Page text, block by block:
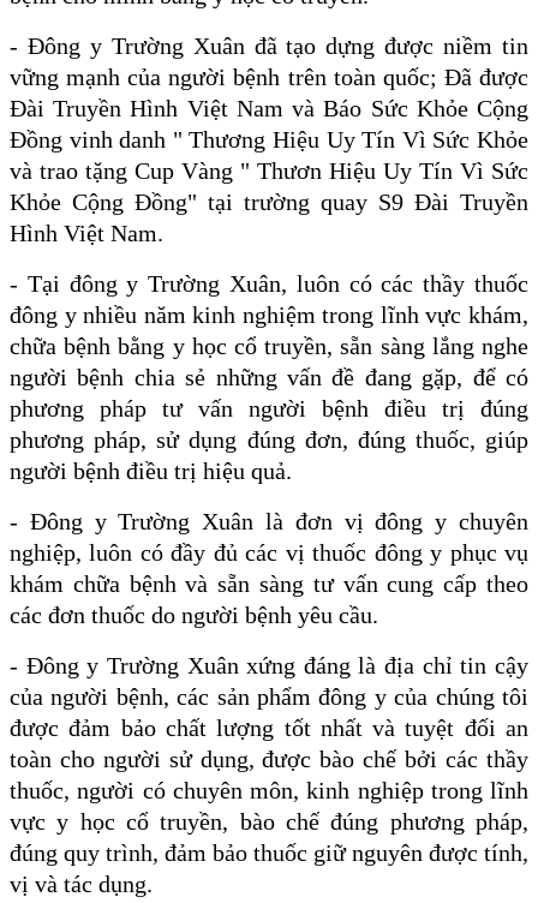
- Đông y Trường Xuân đã tạo dựng được niềm tin
vững mạnh của người bệnh trên toàn quốc; Đã được
Đài Truyền Hình Việt Nam và Báo Sức Khỏe Cộng
Đồng vinh danh " Thương Hiệu Uy Tín Vì Sức Khỏe
và trao tặng Cup Vàng " Thươn Hiệu Uy Tín Vì Sức
Khỏe Cộng Đồng" tại trường quay S9 Đài Truyền
Hình Việt Nam.
- Tại đông y Trường Xuân, luôn có các thầy thuốc
đông y nhiều năm kinh nghiệm trong lĩnh vực khám,
chữa bệnh bằng y học cổ truyền, sẵn sàng lắng nghe
người bệnh chia sẻ những vấn đề đang gặp, để có
phương pháp tư vấn người bệnh điều trị đúng
phương pháp, sử dụng đúng đơn, đúng thuốc, giúp
người bệnh điều trị hiệu quả.
- Đông y Trường Xuân là đơn vị đông y chuyên
nghiệp, luôn có đầy đủ các vị thuốc đông y phục vụ
khám chữa bệnh và sẵn sàng tư vấn cung cấp theo
các đơn thuốc do người bệnh yêu cầu.
- Đông y Trường Xuân xứng đáng là địa chỉ tin cậy
của người bệnh, các sản phẩm đông y của chúng tôi
được đảm bảo chất lượng tốt nhất và tuyệt đối an
toàn cho người sử dụng, được bào chế bởi các thầy
thuốc, người có chuyên môn, kinh nghiệp trong lĩnh
vực y học cổ truyền, bào chế đúng phương pháp,
đúng quy trình, đảm bảo thuốc giữ nguyên được tính,
vị và tác dụng.